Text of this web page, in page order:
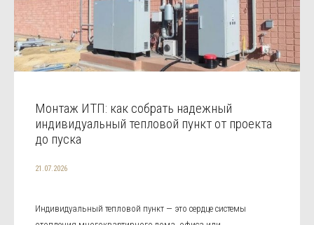
Монтаж ИТП: как собрать надежный
индивидуальный тепловой пункт от проекта
до пуска
21.07.2026
Индивидуальный тепловой пункт — это сердце системы